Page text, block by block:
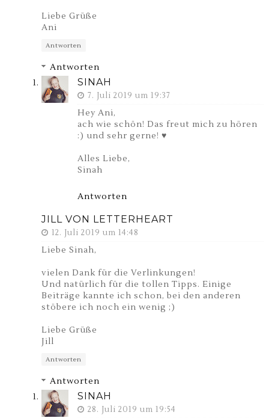
Liebe Grüße
Ani
Antworten
Antworten
SINAH
7. Juli 2019 um 19:37
Hey Ani,
ach wie schön! Das freut mich zu hören
:) und sehr gerne! ♥
Alles Liebe,
Sinah
Antworten
JILL VON LETTERHEART
12. Juli 2019 um 14:48
Liebe Sinah,
vielen Dank für die Verlinkungen!
Und natürlich für die tollen Tipps. Einige
Beiträge kannte ich schon, bei den anderen
stöbere ich noch ein wenig ;)
Liebe Grüße
Jill
Antworten
Antworten
SINAH
28. Juli 2019 um 19:54